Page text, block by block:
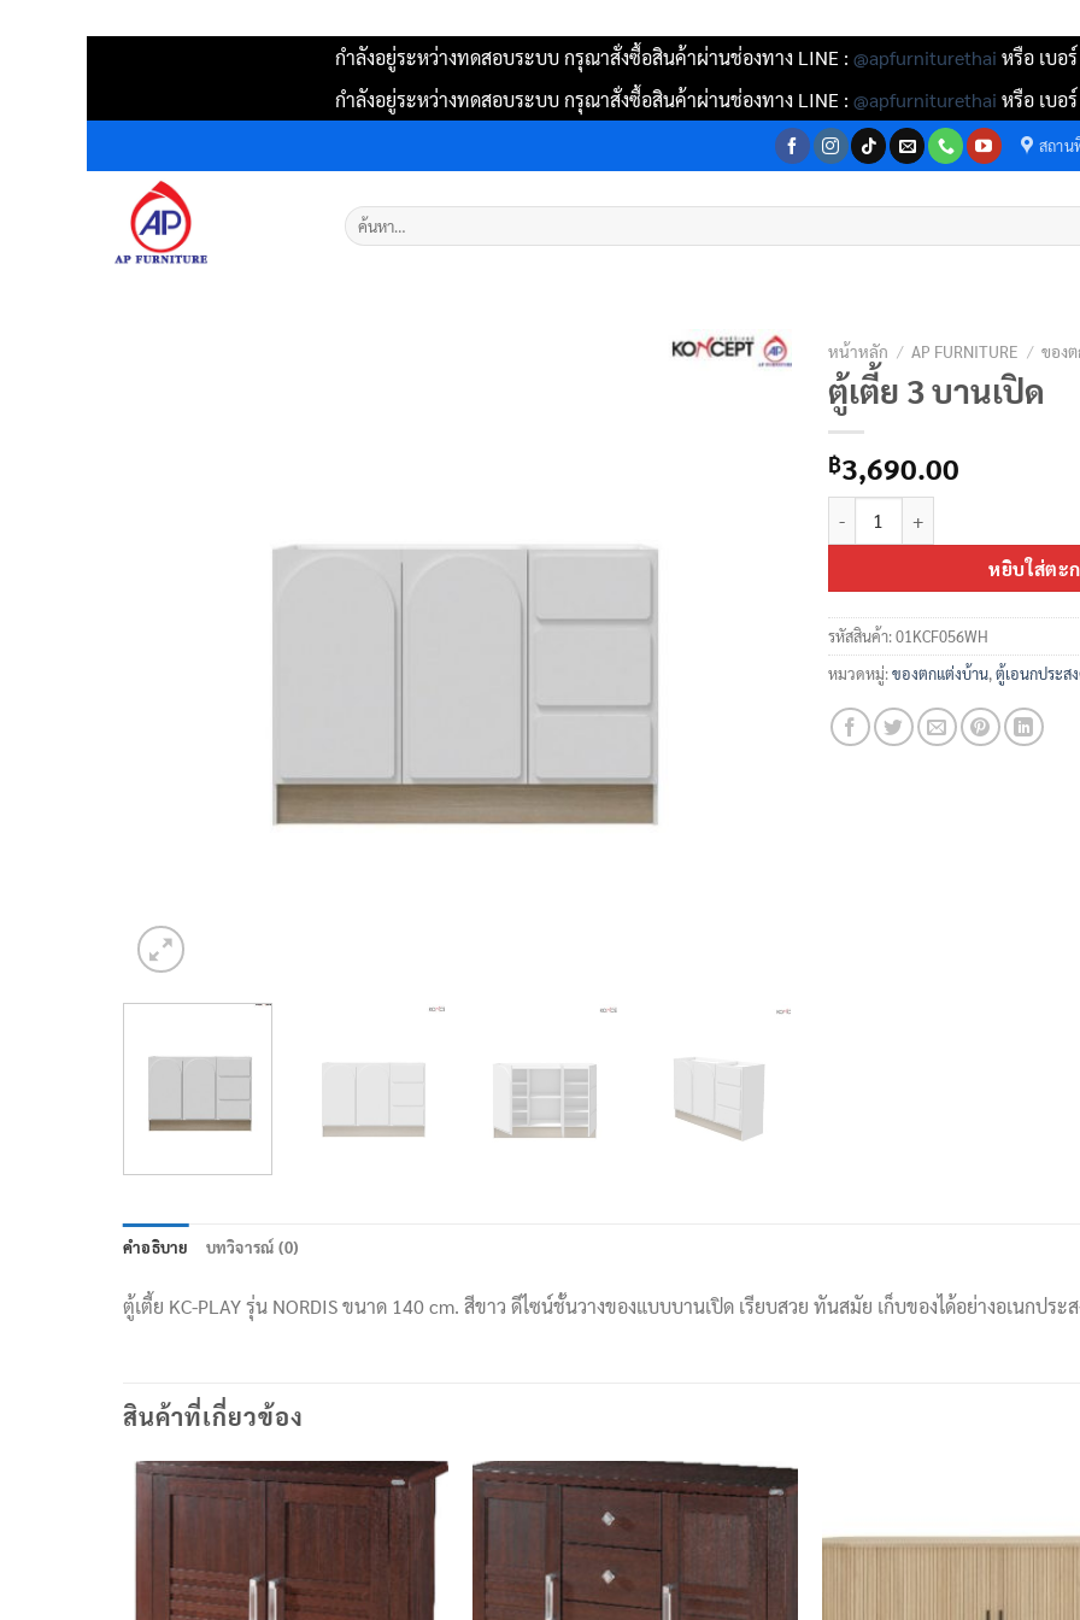
กำลังอยู่ระหว่างทดสอบระบบ กรุณาสั่งซื้อสินค้าผ่านช่องทาง LINE : @apfurniturethai หรือ เบอ
กำลังอยู่ระหว่างทดสอบระบบ กรุณาสั่งซื้อสินค้าผ่านช่องทาง LINE : @apfurniturethai หรือ เบอ
เนื้อหา
สถาน
ค้นหา:
หน้าหลัก / AP FURNITURE / ของ
ตู้เตี้ย 3 บานเปิด
฿3,690.00
หยิบใส่ตะ
รหัสสินค้า:01KCF056WH
หมวดหมู่:ของตกแต่งบ้าน,ตู้เอนกประส
คำอธิบาย บทวิจารณ์ (0)
ตู้เตี้ย KC-PLAY รุ่น NORDIS ขนาด 140 cm. สีขาว ดีไซน์ชั้นวางของแบบบานเปิด เรียบสวย ทันสมัย เก็บของได้อย่างอเนกปร
สินค้าที่เกี่ยวข้อง